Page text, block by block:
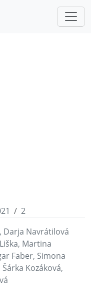
2
Darja Navrátilová
Martina
Faber, Simona
Kozáková,